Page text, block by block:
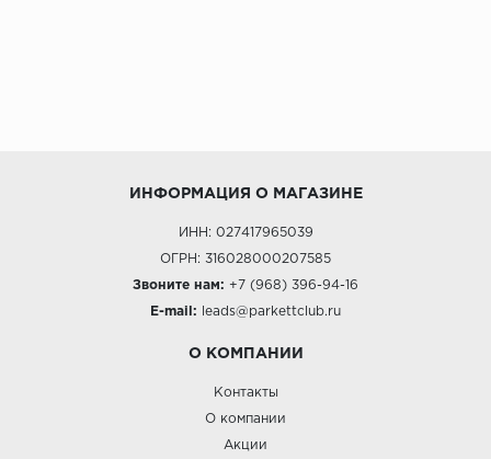
ИНФОРМАЦИЯ О МАГАЗИНЕ
ИНН: 027417965039
ОГРН: 316028000207585
Звоните нам: +7 (968) 396-94-16
E-mail: leads@parkettclub.ru
О КОМПАНИИ
Контакты
О компании
Акции